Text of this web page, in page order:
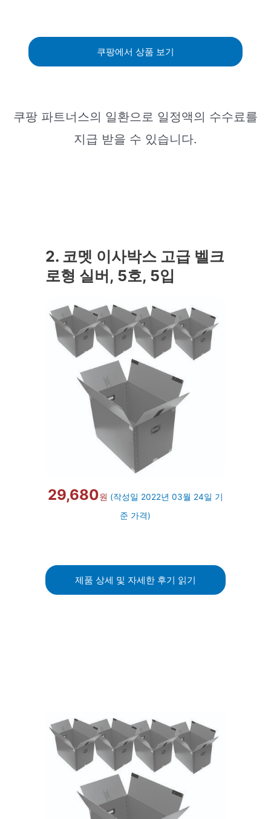
쿠팡에서 상품 보기
쿠팡 파트너스의 일환으로 일정액의 수수료를
지급 받을 수 있습니다.
2. 코멧 이사박스 고급 벨크
로형 실버, 5호, 5입
29,680원 (작성일 2022년 03월 24일 기
준 가격)
제품 상세 및 자세한 후기 읽기